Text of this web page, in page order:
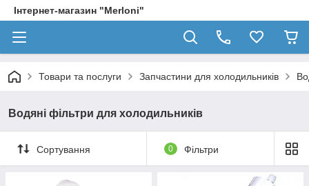
Інтернет-магазин "Merloni"
Товари та послуги Запчастини для холодильників
Водяні фільтри для холодильників
Сортування 0 Фільтри